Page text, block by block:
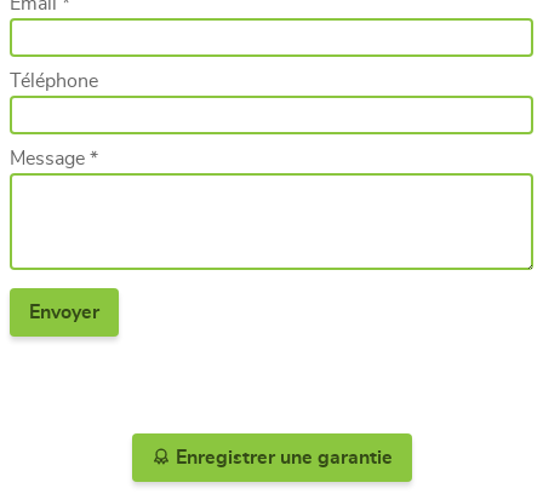
Téléphone
Message *
Enregistrer une garantie